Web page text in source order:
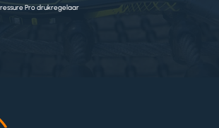
Pro drukregelaar